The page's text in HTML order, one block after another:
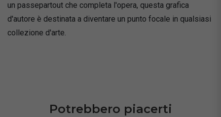
un passepartout che completa l'opera, questa grafica
d'autore è destinata a diventare un punto focale in qualsiasi
collezione d'arte.
Potrebbero piacerti